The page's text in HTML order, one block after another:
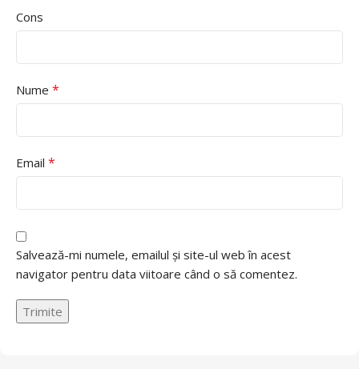
Cons
Nume *
Email *
Salvează-mi numele, emailul și site-ul web în acest
navigator pentru data viitoare când o să comentez.